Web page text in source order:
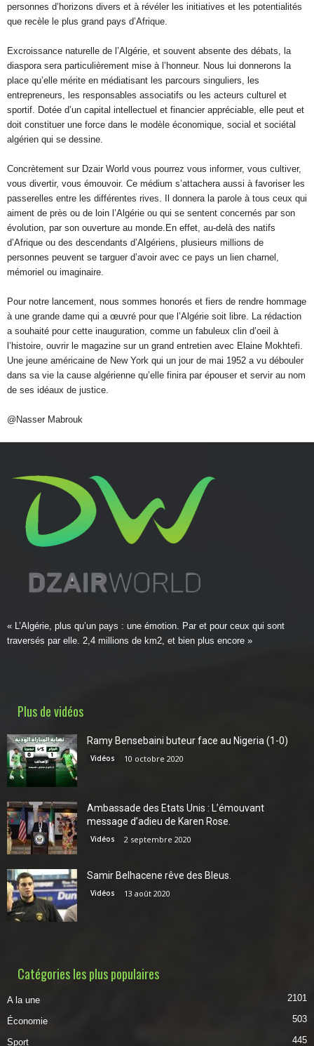
personnes d’horizons divers et à révéler les initiatives et les potentialités
que recèle le plus grand pays d’Afrique.
Excroissance naturelle de l’Algérie, et souvent absente des débats, la
diaspora sera particulièrement mise à l’honneur. Nous lui donnerons la
place qu’elle mérite en médiatisant les parcours singuliers, les
entrepreneurs, les responsables associatifs ou les acteurs culturel et
sportif. Dotée d’un capital intellectuel et financier appréciable, elle peut et
doit constituer une force dans le modèle économique, social et sociétal
algérien qui se dessine.
Concrètement sur Dzair World vous pourrez vous informer, vous cultiver,
vous divertir, vous émouvoir. Ce médium s’attachera aussi à favoriser les
passerelles entre les différentes rives. Il donnera la parole à tous ceux qui
aiment de près ou de loin l’Algérie ou qui se sentent concernés par son
évolution, par son ouverture au monde.En effet, au-delà des natifs
d’Afrique ou des descendants d’Algériens, plusieurs millions de
personnes peuvent se targuer d’avoir avec ce pays un lien charnel,
mémoriel ou imaginaire.
Pour notre lancement, nous sommes honorés et fiers de rendre hommage
à une grande dame qui a œuvré pour que l’Algérie soit libre. La rédaction
a souhaité pour cette inauguration, comme un fabuleux clin d’oeil à
l’histoire, ouvrir le magazine sur un grand entretien avec Elaine Mokhtefi.
Une jeune américaine de New York qui un jour de mai 1952 a vu débouler
dans sa vie la cause algérienne qu’elle finira par épouser et servir au nom
de ses idéaux de justice.
@Nasser Mabrouk
« L’Algérie, plus qu’un pays : une émotion. Par et pour ceux qui sont
traversés par elle. 2,4 millions de km2, et bien plus encore »
Plus de vidéos
Ramy Bensebaini buteur face au Nigeria (1-0)
Vidéos 10 octobre 2020
Ambassade des Etats Unis : L’émouvant
message d’adieu de Karen Rose.
Vidéos 2 septembre 2020
Samir Belhacene rêve des Bleus.
Vidéos 13 août 2020
Catégories les plus populaires
A la une 2101
Économie 503
Sport 445